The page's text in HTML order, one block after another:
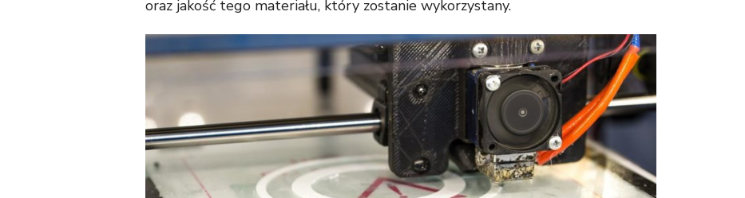
oraz jakość tego materiału, który zostanie wykorzystany.